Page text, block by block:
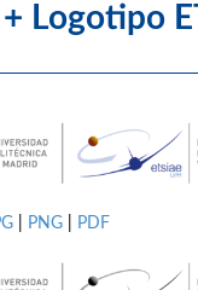
Logotipo
PNG PDF